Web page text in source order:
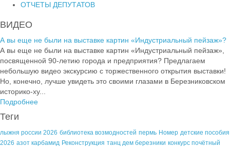
ОТЧЕТЫ ДЕПУТАТОВ
ВИДЕО
А вы еще не были на выставке картин «Индустриальный пейзаж»?
А вы еще не были на выставке картин «Индустриальный пейзаж»,
посвященной 90-летию города и предприятия? Предлагаем
небольшую видео экскурсию с торжественного открытия выставки!
Но, конечно, лучше увидеть это своими глазами в Березниковском
историко-ху...
Подробнее
Теги
лыжня россии 2026 библиотека возмодностей пермь Номер детские пособия
2026 азот карбамид Реконструкция танц дем березники конкурс почётный